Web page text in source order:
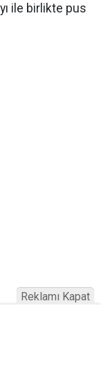
ile birlikte pus
Reklamı Kapat